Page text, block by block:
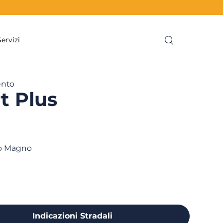
Plus
Magno
Indicazioni Stradali